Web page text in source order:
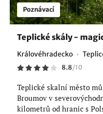
Poznávací
Teplické skály -
Královéhradecko
8.8/10
Teplické skalní město
Broumov v
kilometrů od hranic s